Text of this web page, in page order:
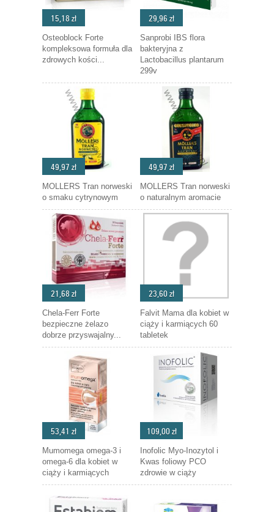
15,18 zł
Osteoblock Forte
kompleksowa formuła dla
zdrowych kości...
29,96 zł
Sanprobi IBS flora
bakteryjna z
Lactobacillus plantarum
299v
49,97 zł
MOLLERS Tran norweski
o smaku cytrynowym
49,97 zł
MOLLERS Tran norweski
o naturalnym aromacie
21,68 zł
Chela-Ferr Forte
bezpieczne żelazo
dobrze przyswajalny...
23,60 zł
Falvit Mama dla kobiet w
ciąży i karmiących 60
tabletek
53,41 zł
Mumomega omega-3 i
omega-6 dla kobiet w
ciąży i karmiących
109,00 zł
Inofolic Myo-Inozytol i
Kwas foliowy PCO
zdrowie w ciąży